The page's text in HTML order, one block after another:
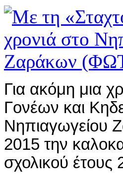
Για ακόμη μια
Γονέων και
Νηπιαγωγείου
2015 την
σχολικού έτους